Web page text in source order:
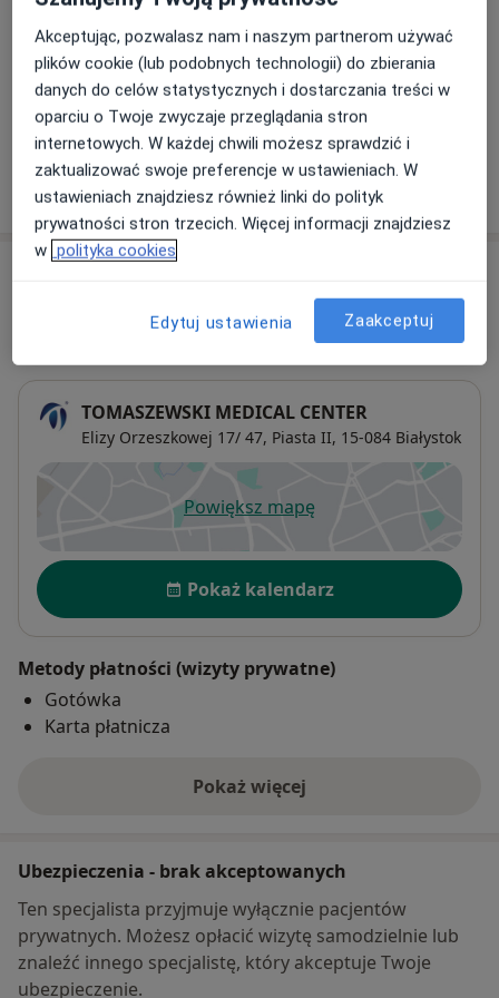
Szczegóły
USG doppler
200 zł Szczegóły
W jaki sposób ustalane są ceny?
Adres 2
TOMASZEWSKI MEDICAL CENTER
Elizy Orzeszkowej 17/ 47, Piasta II, 15-084 Białystok
Powiększ mapęotwiera się w nowej karcie
Dostępność
Pokaż kalendarz
Metody płatności (wizyty prywatne)
Gotówka
Karta płatnicza
Pokaż więcej
o adresie
Ubezpieczenia - brak akceptowanych
Ten specjalista przyjmuje wyłącznie pacjentów
prywatnych. Możesz opłacić wizytę samodzielnie lub
znaleźć innego specjalistę, który akceptuje Twoje
ubezpieczenie.
Akceptując, pozwalasz nam i naszym partnerom używać
plików cookie (lub podobnych technologii) do zbierania
danych do celów statystycznych i dostarczania treści w
oparciu o Twoje zwyczaje przeglądania stron
internetowych. W każdej chwili możesz sprawdzić i
zaktualizować swoje preferencje w ustawieniach. W
ustawieniach znajdziesz również linki do polityk
prywatności stron trzecich. Więcej informacji znajdziesz
w polityka cookies
Edytuj ustawienia Zaakceptuj